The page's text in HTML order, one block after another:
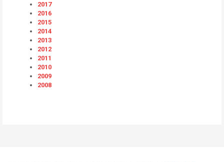
2017
2016
2015
2014
2013
2012
2011
2010
2009
2008